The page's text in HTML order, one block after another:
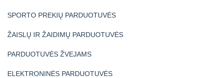
SPORTO PREKIŲ PARDUOTUVĖS
ŽAISLŲ IR ŽAIDIMŲ PARDUOTUVĖS
PARDUOTUVĖS ŽVEJAMS
ELEKTRONINĖS PARDUOTUVĖS